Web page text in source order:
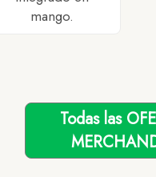
mango.
Todas las